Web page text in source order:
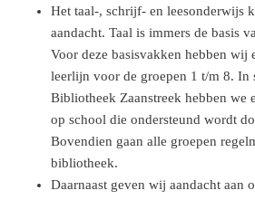
Het taal-, schrijf- en leesonderwijs
aandacht. Taal is immers de basis
Voor deze basisvakken hebben wij
leerlijn voor de groepen 1 t/m 8. In
Bibliotheek Zaanstreek hebben we
op school die ondersteund wordt
Bovendien gaan alle groepen
bibliotheek.
Daarnaast geven wij aandacht aan